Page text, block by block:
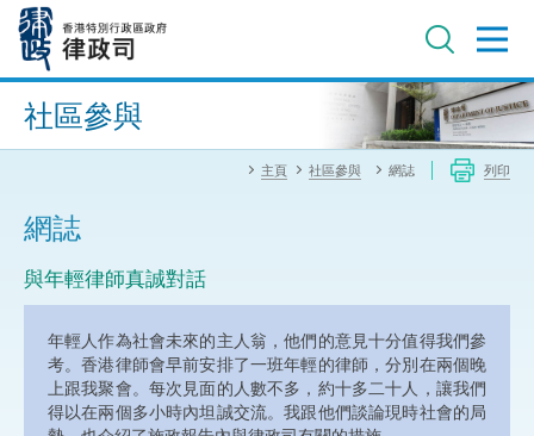
內
進階搜尋
社區參與
主頁 社區參與 網誌 列印
網誌
與年輕律師真誠對話
年輕人作為社會未來的主人翁，他們的意見十分值得我們參
考。香港律師會早前安排了一班年輕的律師，分別在兩個晚
上跟我聚會。每次見面的人數不多，約十多二十人，讓我們
得以在兩個多小時內坦誠交流。我跟他們談論現時社會的局